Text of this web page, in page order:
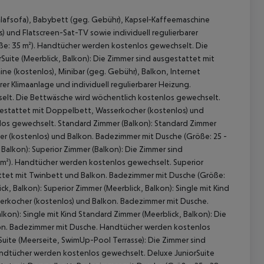
Babybett (geg. Gebühr), Kapsel‑Kaffeemaschine
und Flatscreen-Sat-TV sowie individuell regulierbarer
35 m²). Handtücher werden kostenlos gewechselt. Die
(Meerblick, Balkon): Die Zimmer sind ausgestattet mit
(kostenlos), Minibar (geg. Gebühr), Balkon, Internet
Klimaanlage und individuell regulierbarer Heizung.
Die Bettwäsche wird wöchentlich kostenlos gewechselt.
mit Doppelbett, Wasserkocher (kostenlos) und
gewechselt. Standard Zimmer (Balkon): Standard Zimmer
und Balkon. Badezimmer mit Dusche (Größe: 25 -
Superior Zimmer (Balkon): Die Zimmer sind
Handtücher werden kostenlos gewechselt. Superior
mit Twinbett und Balkon. Badezimmer mit Dusche (Größe:
Balkon): Superior Zimmer (Meerblick, Balkon): Single mit Kind
(kostenlos) und Balkon. Badezimmer mit Dusche.
Single mit Kind Standard Zimmer (Meerblick, Balkon): Die
Badezimmer mit Dusche. Handtücher werden kostenlos
(Meerseite, SwimUp-Pool Terrasse): Die Zimmer sind
werden kostenlos gewechselt. Deluxe JuniorSuite